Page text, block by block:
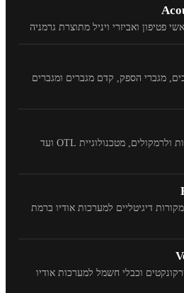
פטיפון ואביזרי ויניל מתוצרת גרמניה
מגברי הספק, קדם מגברים ומגברים
ולרמקולים, מטכנולוגיית OTL ועד
דיגיטליים למערכות אודיו ברמת
וכבלי חשמל למערכות אודיו